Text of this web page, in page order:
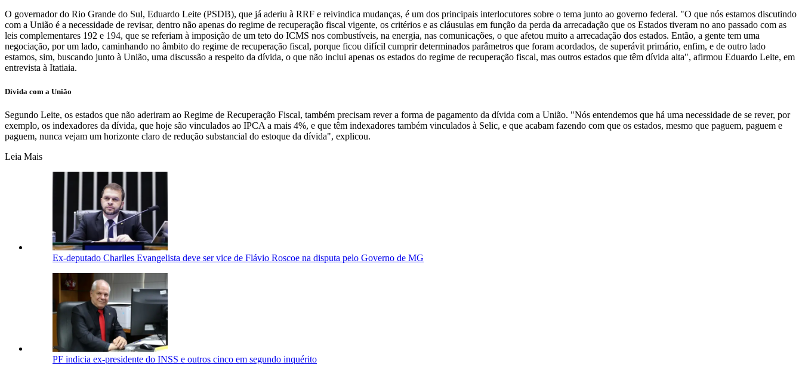
O governador do Rio Grande do Sul, Eduardo Leite (PSDB), que já aderiu à RRF e reivindica mudanças, é um dos principais interlocutores sobre o tema junto ao governo federal. "O que nós estamos discutindo
com a União é a necessidade de revisar, dentro não apenas do regime de recuperação fiscal vigente, os critérios e as cláusulas em função da perda da arrecadação que os Estados tiveram no ano passado com as
leis complementares 192 e 194, que se referiam à imposição de um teto do ICMS nos combustíveis, na energia, nas comunicações, o que afetou muito a arrecadação dos estados. Então, a gente tem uma
negociação, por um lado, caminhando no âmbito do regime de recuperação fiscal, porque ficou difícil cumprir determinados parâmetros que foram acordados, de superávit primário, enfim, e de outro lado
estamos, sim, buscando junto à União, uma discussão a respeito da dívida, o que não inclui apenas os estados do regime de recuperação fiscal, mas outros estados que têm dívida alta", afirmou Eduardo Leite, em
entrevista à Itatiaia.
Dívida com a União
Segundo Leite, os estados que não aderiram ao Regime de Recuperação Fiscal, também precisam rever a forma de pagamento da dívida com a União. "Nós entendemos que há uma necessidade de se rever, por
exemplo, os indexadores da dívida, que hoje são vinculados ao IPCA a mais 4%, e que têm indexadores também vinculados à Selic, e que acabam fazendo com que os estados, mesmo que paguem, paguem e
paguem, nunca vejam um horizonte claro de redução substancial do estoque da dívida", explicou.
Leia Mais
Ex-deputado Charlles Evangelista deve ser vice de Flávio Roscoe na disputa pelo Governo de MG
PF indicia ex-presidente do INSS e outros cinco em segundo inquérito